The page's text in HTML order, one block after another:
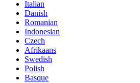
Italian
Danish
Romanian
Indonesian
Czech
Afrikaans
Swedish
Polish
Basque